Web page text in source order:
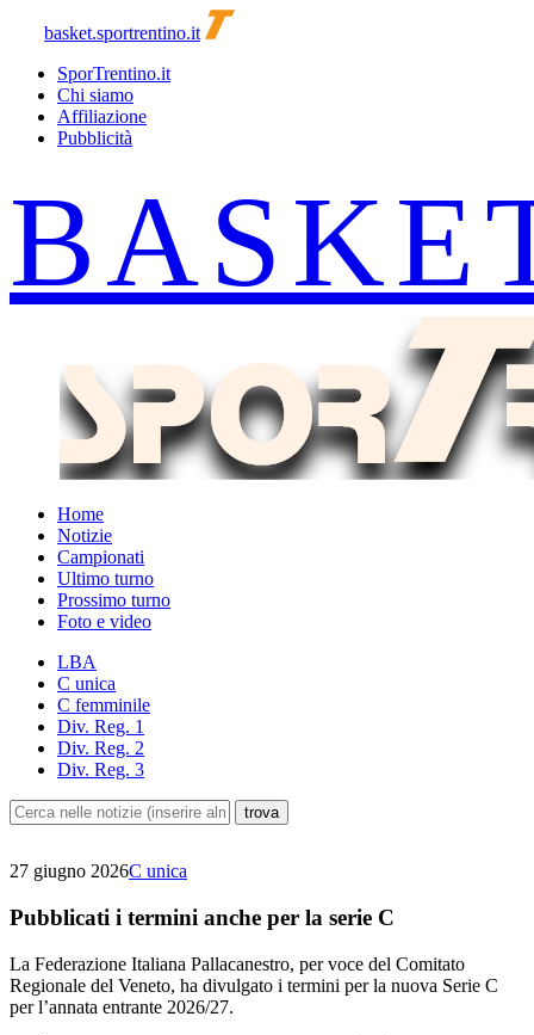
basket.sportrentino.it
SporTrentino.it
Chi siamo
Affiliazione
Pubblicità
Home
Notizie
Campionati
Ultimo turno
Prossimo turno
Foto e video
LBA
C unica
C femminile
Div. Reg. 1
Div. Reg. 2
Div. Reg. 3
27 giugno 2026C unica
Pubblicati i termini anche per la serie C
La Federazione Italiana Pallacanestro, per voce del Comitato
Regionale del Veneto, ha divulgato i termini per la nuova Serie C
per l’annata entrante 2026/27.